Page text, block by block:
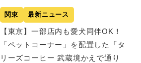
関東 最新ニュース
【東京】一部店内も愛犬同伴OK！
「ペットコーナー」を配置した「タ
リーズコーヒー 武蔵境かえで通り